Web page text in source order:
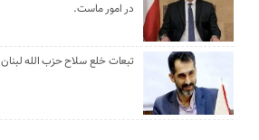
در امور ماست.
تبعات خلع سلاح حزب الله لبنان